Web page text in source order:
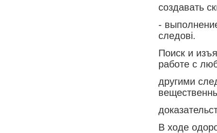
создавать
-
следовi.
Поиск и
работе с
другими
В ходе